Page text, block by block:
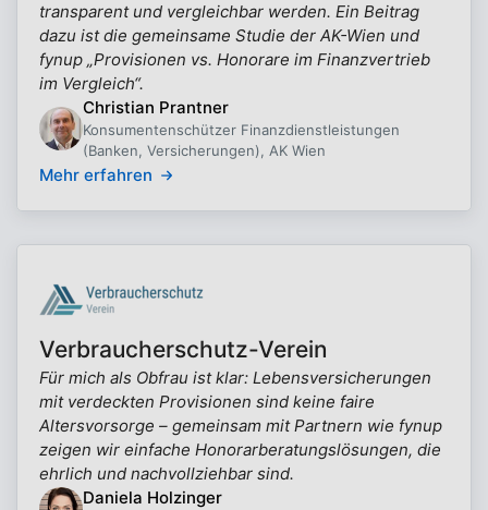
transparent und vergleichbar werden. Ein Beitrag
dazu ist die gemeinsame Studie der AK-Wien und
fynup „Provisionen vs. Honorare im Finanzvertrieb
im Vergleich“.
Christian Prantner
Konsumentenschützer Finanzdienstleistungen
(Banken, Versicherungen), AK Wien
Mehr erfahren
Verbraucherschutz-Verein
Für mich als Obfrau ist klar: Lebensversicherungen
mit verdeckten Provisionen sind keine faire
Altersvorsorge – gemeinsam mit Partnern wie fynup
zeigen wir einfache Honorarberatungslösungen, die
ehrlich und nachvollziehbar sind.
Daniela Holzinger